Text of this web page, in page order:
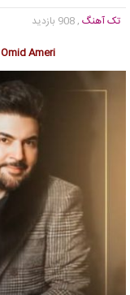
تک آهنگ , 908 بازدید
Omid Ameri